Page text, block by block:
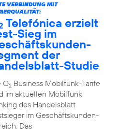
VERBINDUNG MIT
Telefónica erzielt
Sieg im
der
Studie
O2Business Mobilfunk-Tarife
im aktuellen Mobilfunk
des Handelsblatt
im Geschäftskunden-
Das